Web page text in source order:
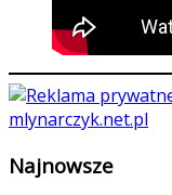
Najnowsze